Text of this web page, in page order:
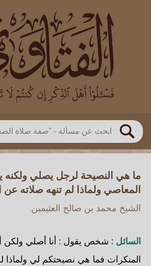
بحث
العالم
بن باز
بن العثيمين
اللجنة الدائمة
ما هي النصيحة لرجل يصلي
المعاصي ولماذا لم تنهه صلاته عن
الشيخ محمد بن صالح العثيمين
السائل : شخص يقول : أنا أصلي
المنكرات فما هي نصيحتكم لي ولماذا